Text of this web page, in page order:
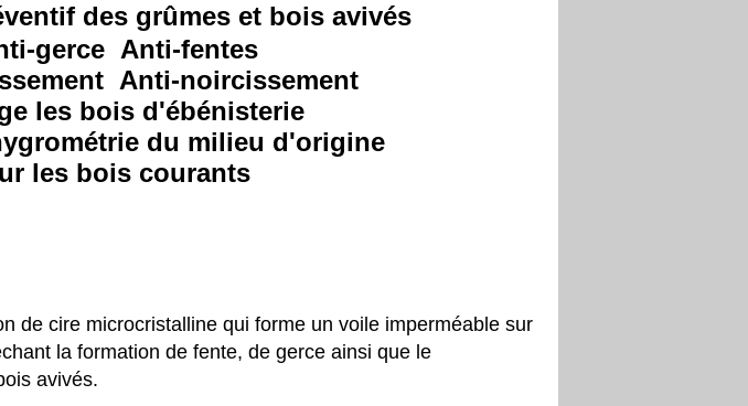
des grûmes et bois avivés
gerce Anti-fentes
Anti-noircissement
les bois d'ébénisterie
du milieu d'origine
les bois courants
de cire microcristalline qui forme un voile imperméable sur
la formation de fente, de gerce ainsi que le
avivés.